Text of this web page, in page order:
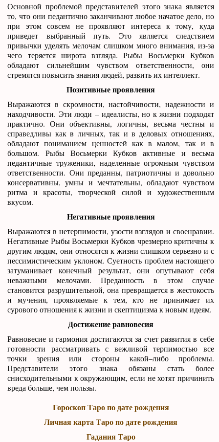
Основной проблемой представителей этого знака является
то, что они педантично заканчивают любое начатое дело, но
при этом совсем не проявляют интереса к тому, куда
приведет выбранный путь. Это является следствием
привычки уделять мелочам слишком много внимания, из-за
чего теряется широта взгляда. Рыбы Восьмерки Кубков
обладают сильнейшим чувством ответственности, они
стремятся повысить знания людей, развить их интеллект.
Позитивные проявления
Выражаются в скромности, настойчивости, надежности и
находчивости. Эти люди – идеалисты, но к жизни подходят
практично. Они объективны, логичны, весьма честны и
справедливы как в личных, так и в деловых отношениях,
обладают пониманием ценностей как в малом, так и в
большом. Рыбы Восьмерки Кубков активные и весьма
педантичные труженики, наделенные огромным чувством
ответственности. Они преданны, патриотичны и довольно
консервативны, умны и мечтательны, обладают чувством
ритма и красоты, творческой силой и художественным
вкусом.
Негативные проявления
Выражаются в нетерпимости, узости взглядов и своенравии.
Негативные Рыбы Восьмерки Кубков чрезмерно критичны к
другим людям, они относятся к жизни слишком серьезно и с
пессимистическим уклоном. Суетность проблем настоящего
затуманивает конечный результат, они опутывают себя
неважными мелочами. Преданность в этом случае
становится разрушительной, она превращается в жестокость
и мучения, проявляемые к тем, кто не принимает их
сурового отношения к жизни и скептицизма к новым идеям.
Достижение равновесия
Равновесие и гармония достигаются за счет развития в себе
готовности рассматривать с вежливой терпимостью все
точки зрения или стороны какой–либо проблемы.
Представители этого знака обязаны стать более
снисходительными к окружающим, если не хотят причинить
вреда больше, чем пользы.
Гороскоп Таро по дате рождения
Личная карта Таро по дате рождения
Гадания Таро